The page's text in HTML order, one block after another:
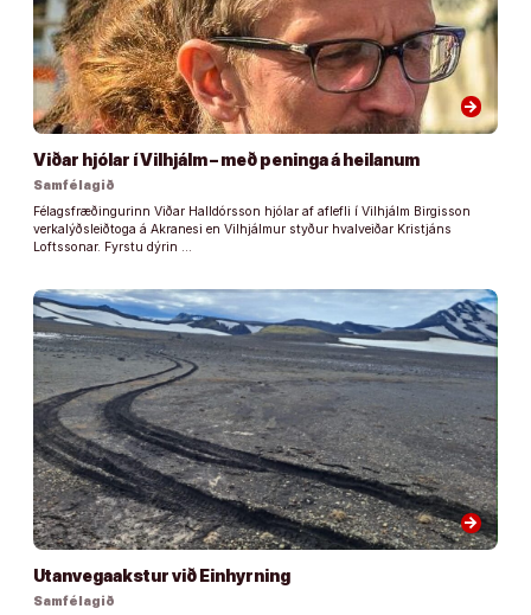
arrow_forward
Viðar hjólar í Vilhjálm – með peninga á heilanum
Samfélagið
Félagsfræðingurinn Viðar Halldórsson hjólar af aflefli í Vilhjálm Birgisson
verkalýðsleiðtoga á Akranesi en Vilhjálmur styður hvalveiðar Kristjáns
Loftssonar. Fyrstu dýrin …
arrow_forward
Utanvegaakstur við Einhyrning
Samfélagið